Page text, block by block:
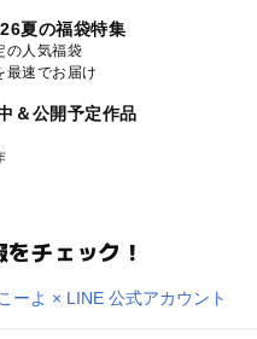
夏の福袋特集
の人気福袋
最速でお届け
＆公開予定作品
チェック！